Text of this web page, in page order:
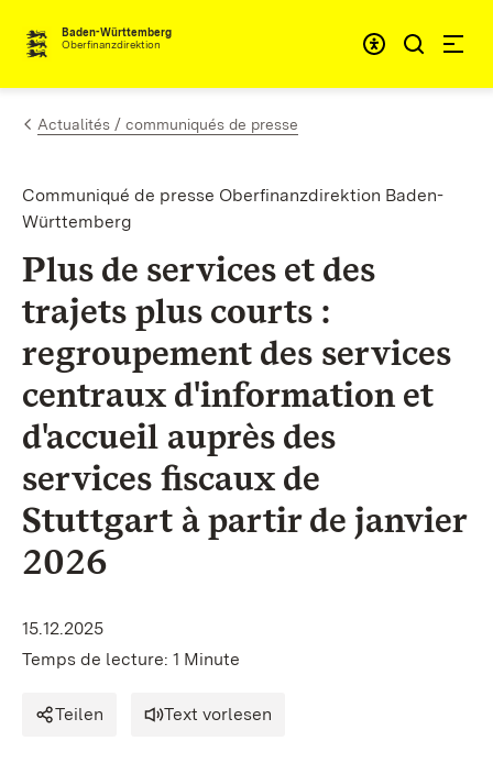
Passer au contenu
Baden-Württemberg
Oberfinanzdirektion
Actualités / communiqués de presse
Communiqué de presse Oberfinanzdirektion Baden-
Württemberg
Plus de services et des
trajets plus courts :
regroupement des services
centraux d'information et
d'accueil auprès des
services fiscaux de
Stuttgart à partir de janvier
2026
15.12.2025
Temps de lecture: 1 Minute
Teilen Text vorlesen